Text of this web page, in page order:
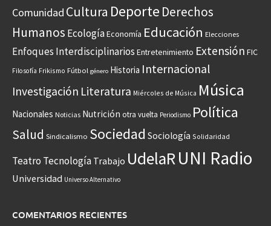
Comunidad Cultura Deporte Derechos
Humanos EcologíaEconomía Educación Elecciones
Enfoques Interdisciplinarios Entretenimiento Extensión FIC
Filosofía Frikismo Fútbol género Historia Internacional
Investigación Literatura Miércoles de Música Música
Nacionales Noticias Nutrición otra vuelta Periodismo Política
Salud Sindicalismo Sociedad Sociología Solidaridad
Teatro Tecnología Trabajo UdelaRUNI Radio
Universidad Universo Alternativo
COMENTARIOS RECIENTES